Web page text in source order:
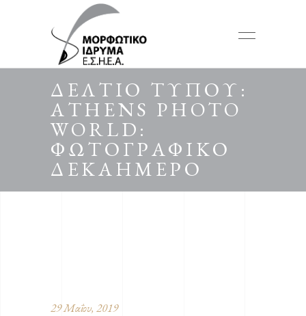
ΔΕΛΤΙΟ ΤΥΠΟΥ:
ΑTHENS PHOTO
WORLD:
ΦΩΤΟΓΡΑΦΙΚΟ
ΔΕΚΑΗΜΕΡΟ
29 Μαΐου, 2019